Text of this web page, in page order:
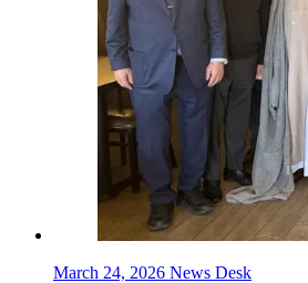
March 24, 2026 News Desk